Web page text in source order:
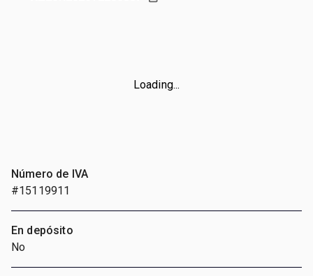
Loading...
Número de IVA
#15119911
En depósito
No